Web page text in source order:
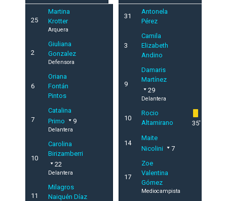
25
Martina
Krotter
Arquera
2
Giuliana
Gonzalez
Defensora
6
Oriana
Fontán
Pintos
7
Catalina
Primo
9
Delantera
10
Carolina
Birizamberri
22
Delantera
11
Milagros
Naiquén Díaz
31
Antonela
Pérez
3
Camila
Elizabeth
Andino
9
Damaris
Martínez
29
Delantera
10
Rocio
Altamirano
35'
14
Maite
Nicolini
7
17
Zoe
Valentina
Gómez
Mediocampista